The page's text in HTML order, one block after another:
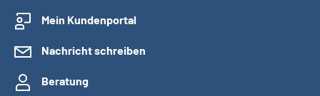
Mein Kundenportal
Nachricht schreiben
Beratung